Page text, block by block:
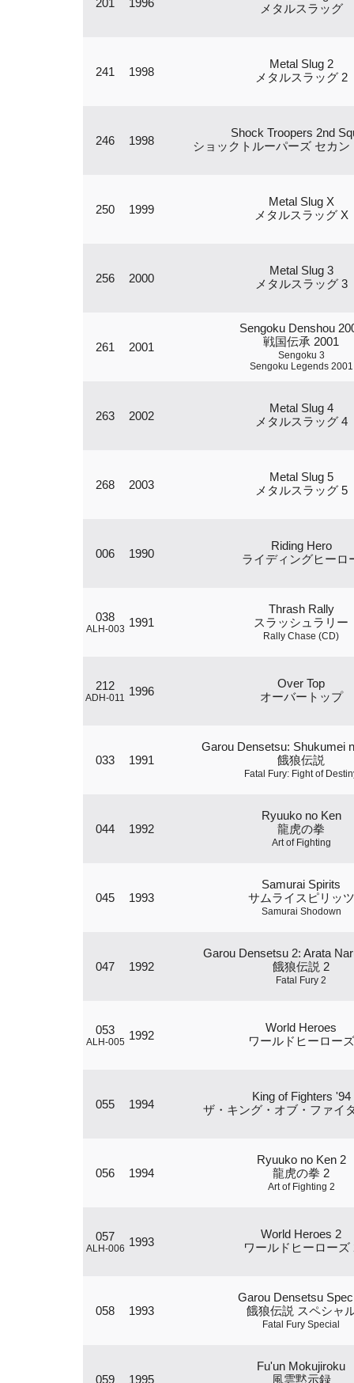
201 1996
メタルスラッグ
241 1998
Metal Slug 2
メタルスラッグ 2
246 1998
Shock Troopers 2nd
ショックトルーパーズ セカン
250 1999
Metal Slug X
メタルスラッグ X
256 2000
Metal Slug 3
メタルスラッグ 3
261 2001
Sengoku Denshou
戦国伝承 2001
Sengoku 3
Sengoku Legends 2001
263 2002
Metal Slug 4
メタルスラッグ 4
268 2003
Metal Slug 5
メタルスラッグ 5
006 1990
Riding Hero
ライディングヒーロ
038
ALH-003 1991
Thrash Rally
スラッシュラリー
Rally Chase (CD)
212
ADH-011 1996
Over Top
オーバートップ
033 1991
Garou Densetsu: Shukumei
餓狼伝説
Fatal Fury: Fight of
044 1992
Ryuuko no Ken
龍虎の拳
Art of Fighting
045 1993
Samurai Spirits
サムライスピリッツ
Samurai Shodown
047 1992
Garou Densetsu 2: Arata
餓狼伝説 2
Fatal Fury 2
053
ALH-005 1992
World Heroes
ワールドヒーローズ
055 1994
King of Fighters '94
ザ・キング・オブ・ファイ
056 1994
Ryuuko no Ken 2
龍虎の拳 2
Art of Fighting 2
057
ALH-006 1993
World Heroes 2
ワールドヒーローズ
058 1993
Garou Densetsu
餓狼伝説 スペシャ
Fatal Fury Special
059 1995
Fu'un Mokujiroku
風雲黙示録